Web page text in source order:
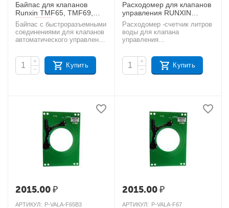
Байпас для клапанов
Runxin TMF65, TMF69,
3/4"
AКЦИЯ
Байпас с быстроразъемными
соединениями для клапанов
автоматического управления
TMF69, 3/4" умягчительной
колонны. Код товара -
00000000564.
+
−
Купить
Расходомер для клапанов
управления RUNXIN
TMF63B3, TMF63C3,
TMF73A
AКЦИЯ
Расходомер -счетчик литров
воды для клапана
управления
TMF73A.( на 1 дюйм) В
комплект не входит провод
для подключения! Код
+
−
Купить
2015.00₽
АРТИКУЛ: P-VALA-F65B3
2015.00₽
АРТИКУЛ: P-VALA-F67